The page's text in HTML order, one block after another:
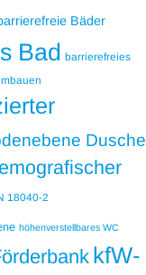
Bäder
Bad barrierefreies
Dusche
18040-2
höhenverstellbares WC
kfW-